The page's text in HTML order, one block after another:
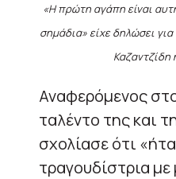
«Η πρώτη αγάπη είναι
σημάδια» είχε δηλώσει
Καζαντζίδη
Αναφερόμενος
ταλέντο της και
σχολίασε ότι
τραγουδίστρια